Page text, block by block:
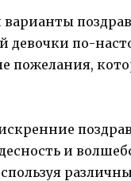
варианты
девочки по-
пожелания,
и